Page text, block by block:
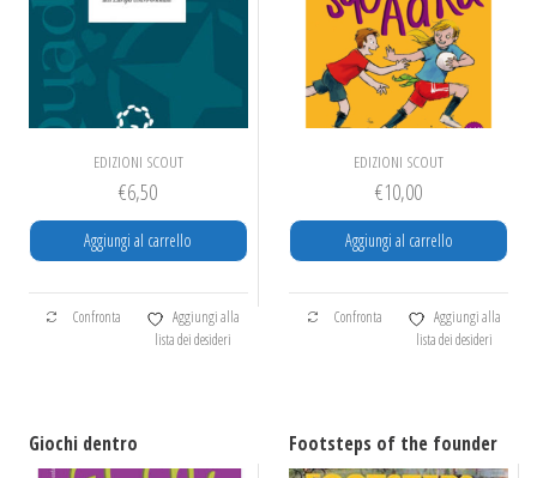
EDIZIONI SCOUT
€6,50
Aggiungi al carrello
Confronta
Aggiungi alla
lista dei desideri
EDIZIONI SCOUT
€10,00
Aggiungi al carrello
Confronta
Aggiungi alla
lista dei desideri
Giochi dentro Footsteps of the founder